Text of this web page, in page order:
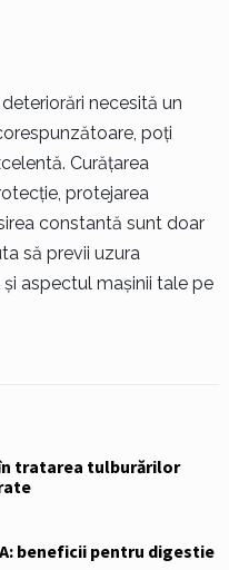
necesită un
poți
Curățarea
protejarea
constantă sunt doar
să previi uzura
aspectul mașinii tale pe
tratarea tulburărilor
beneficii pentru digestie